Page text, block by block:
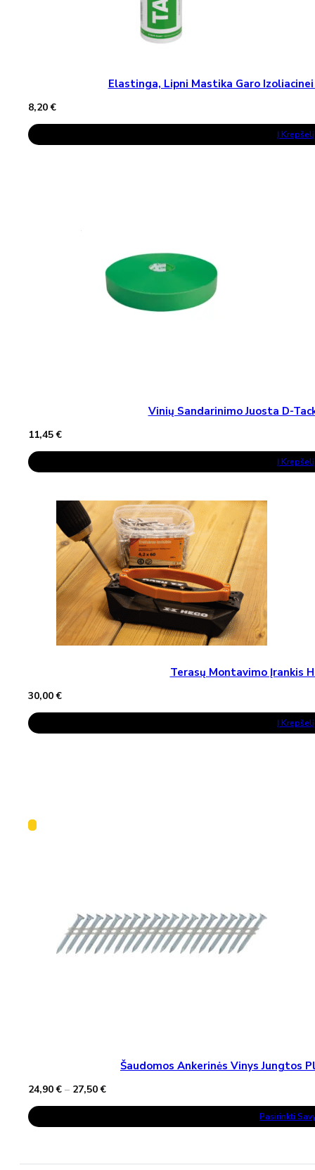
Elastinga, Lipni Mastika Garo Izoliacinei
8,20€
Į Krepšelį
Vinių Sandarinimo Juosta D-
11,45€
Į Krepšelį
Terasų Montavimo Įrankis
30,00€
Į Krepšelį
Šaudomos Ankerinės Vinys Jungtos
24,90€ – 27,50€Price
through
Pasirinkti
This
Product
Has
The